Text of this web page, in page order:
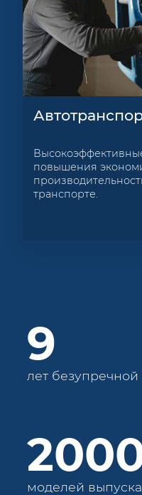
повышения
транспорте.
9
лет безупречной
моделей